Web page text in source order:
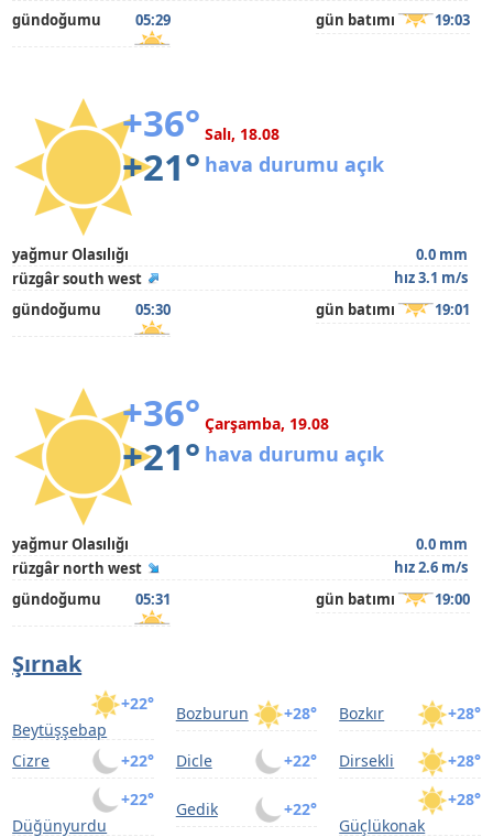
gündoğumu 05:29 gün batımı 19:03
+36°
+21°
Salı, 18.08
hava durumu açık
yağmur Olasılığı
0.0 mm
rüzgâr south west
hız 3.1 m/s
gündoğumu
05:30 gün batımı 19:01
+36°
+21°
Çarşamba, 19.08
hava durumu açık
yağmur Olasılığı
0.0 mm
rüzgâr north west
hız 2.6 m/s
gündoğumu
05:31 gün batımı 19:00
Şırnak
+22°
Beytüşşebap
+28°
Bozburun +28°
Bozkır
+22°
Cizre +22°
Dicle +28°
Dirsekli
+22°
Düğünyurdu
+22°
Gedik
+28°
Güçlükonak